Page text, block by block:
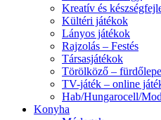
Kreatív és
Kültéri játékok
Lányos játékok
Rajzolás – Festés
Társasjátékok
Törölköző –
TV-játék – online
Hab/Hungarocell/
Konyha